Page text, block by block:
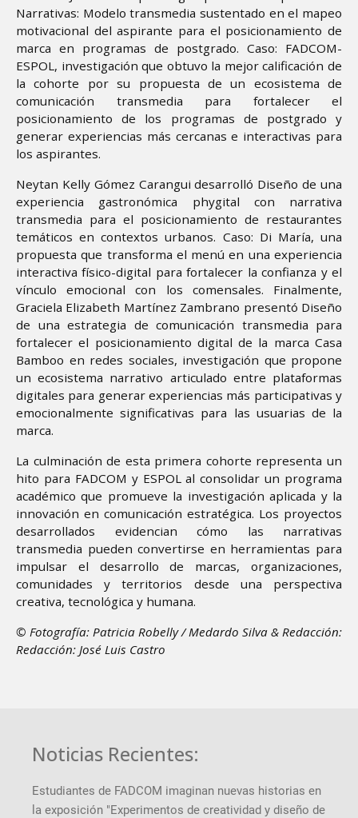
Narrativas: Modelo transmedia sustentado en el mapeo
motivacional del aspirante para el posicionamiento de
marca en programas de postgrado. Caso: FADCOM-
ESPOL, investigación que obtuvo la mejor calificación de
la cohorte por su propuesta de un ecosistema de
comunicación transmedia para fortalecer el
posicionamiento de los programas de postgrado y
generar experiencias más cercanas e interactivas para
los aspirantes.
Neytan Kelly Gómez Carangui desarrolló Diseño de una
experiencia gastronómica phygital con narrativa
transmedia para el posicionamiento de restaurantes
temáticos en contextos urbanos. Caso: Di María, una
propuesta que transforma el menú en una experiencia
interactiva físico-digital para fortalecer la confianza y el
vínculo emocional con los comensales. Finalmente,
Graciela Elizabeth Martínez Zambrano presentó Diseño
de una estrategia de comunicación transmedia para
fortalecer el posicionamiento digital de la marca Casa
Bamboo en redes sociales, investigación que propone
un ecosistema narrativo articulado entre plataformas
digitales para generar experiencias más participativas y
emocionalmente significativas para las usuarias de la
marca.
La culminación de esta primera cohorte representa un
hito para FADCOM y ESPOL al consolidar un programa
académico que promueve la investigación aplicada y la
innovación en comunicación estratégica. Los proyectos
desarrollados evidencian cómo las narrativas
transmedia pueden convertirse en herramientas para
impulsar el desarrollo de marcas, organizaciones,
comunidades y territorios desde una perspectiva
creativa, tecnológica y humana.
© Fotografía: Patricia Robelly / Medardo Silva & Redacción:
Redacción: José Luis Castro
Noticias Recientes:
Estudiantes de FADCOM imaginan nuevas historias en
la exposición "Experimentos de creatividad y diseño de